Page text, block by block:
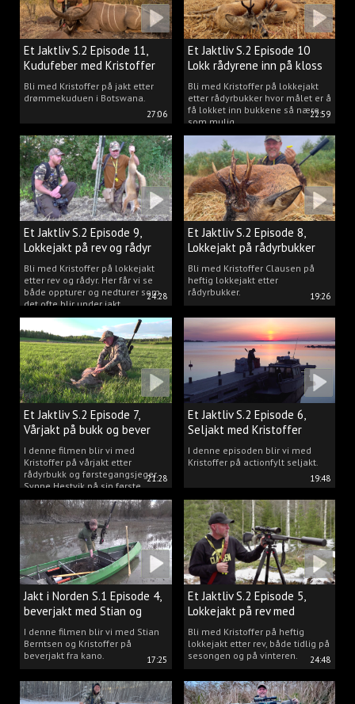
27:06
Et Jaktliv S.2 Episode 11,
Kudufeber med Kristoffer
Clausen
Bli med Kristoffer på jakt etter
drømmekuduen i Botswana.
22:59
Et Jaktliv S.2 Episode 10
Lokk rådyrene inn på kloss
hold.
Bli med Kristoffer på lokkejakt
etter rådyrbukker hvor målet er å
få lokket inn bukkene så nære
som mulig.
24:28
Et Jaktliv S.2 Episode 9,
Lokkejakt på rev og rådyr
med Kristoffer Clausen
Bli med Kristoffer på lokkejakt
etter rev og rådyr. Her får vi se
både oppturer og nedturer som
det ofte blir under jakt.
19:26
Et Jaktliv S.2 Episode 8,
Lokkejakt på rådyrbukker
2023 nr. 1
Bli med Kristoffer Clausen på
heftig lokkejakt etter
rådyrbukker.
21:28
Et Jaktliv S.2 Episode 7,
Vårjakt på bukk og bever
I denne filmen blir vi med
Kristoffer på vårjakt etter
rådyrbukk og førstegangsjeger
Synne Hestvik på sin første
beverjakt.
19:48
Et Jaktliv S.2 Episode 6,
Seljakt med Kristoffer
Clausen
I denne episoden blir vi med
Kristoffer på actionfylt seljakt.
17:25
Jakt i Norden S.1 Episode 4,
beverjakt med Stian og
Kristoffer
I denne filmen blir vi med Stian
Berntsen og Kristoffer på
beverjakt fra kano.
24:48
Et Jaktliv S.2 Episode 5,
Lokkejakt på rev med
Kristoffer Clausen
Bli med Kristoffer på heftig
lokkejakt etter rev, både tidlig på
sesongen og på vinteren.